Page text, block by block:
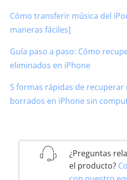
Cómo transferir música del
maneras fáciles]
Guía paso a paso: Cómo
eliminados en iPhone
5 formas rápidas de recuperar
borrados en iPhone sin
¿Preguntas
el producto?